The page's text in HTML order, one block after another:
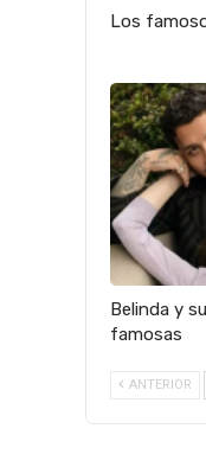
Los
Belinda y
famosas
ANTERIOR